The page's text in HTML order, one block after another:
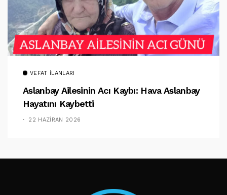
VEFAT İLANLARI
Aslanbay Ailesinin Acı Kaybı: Hava Aslanbay
Hayatını Kaybetti
22 HAZIRAN 2026
TAKIP ET